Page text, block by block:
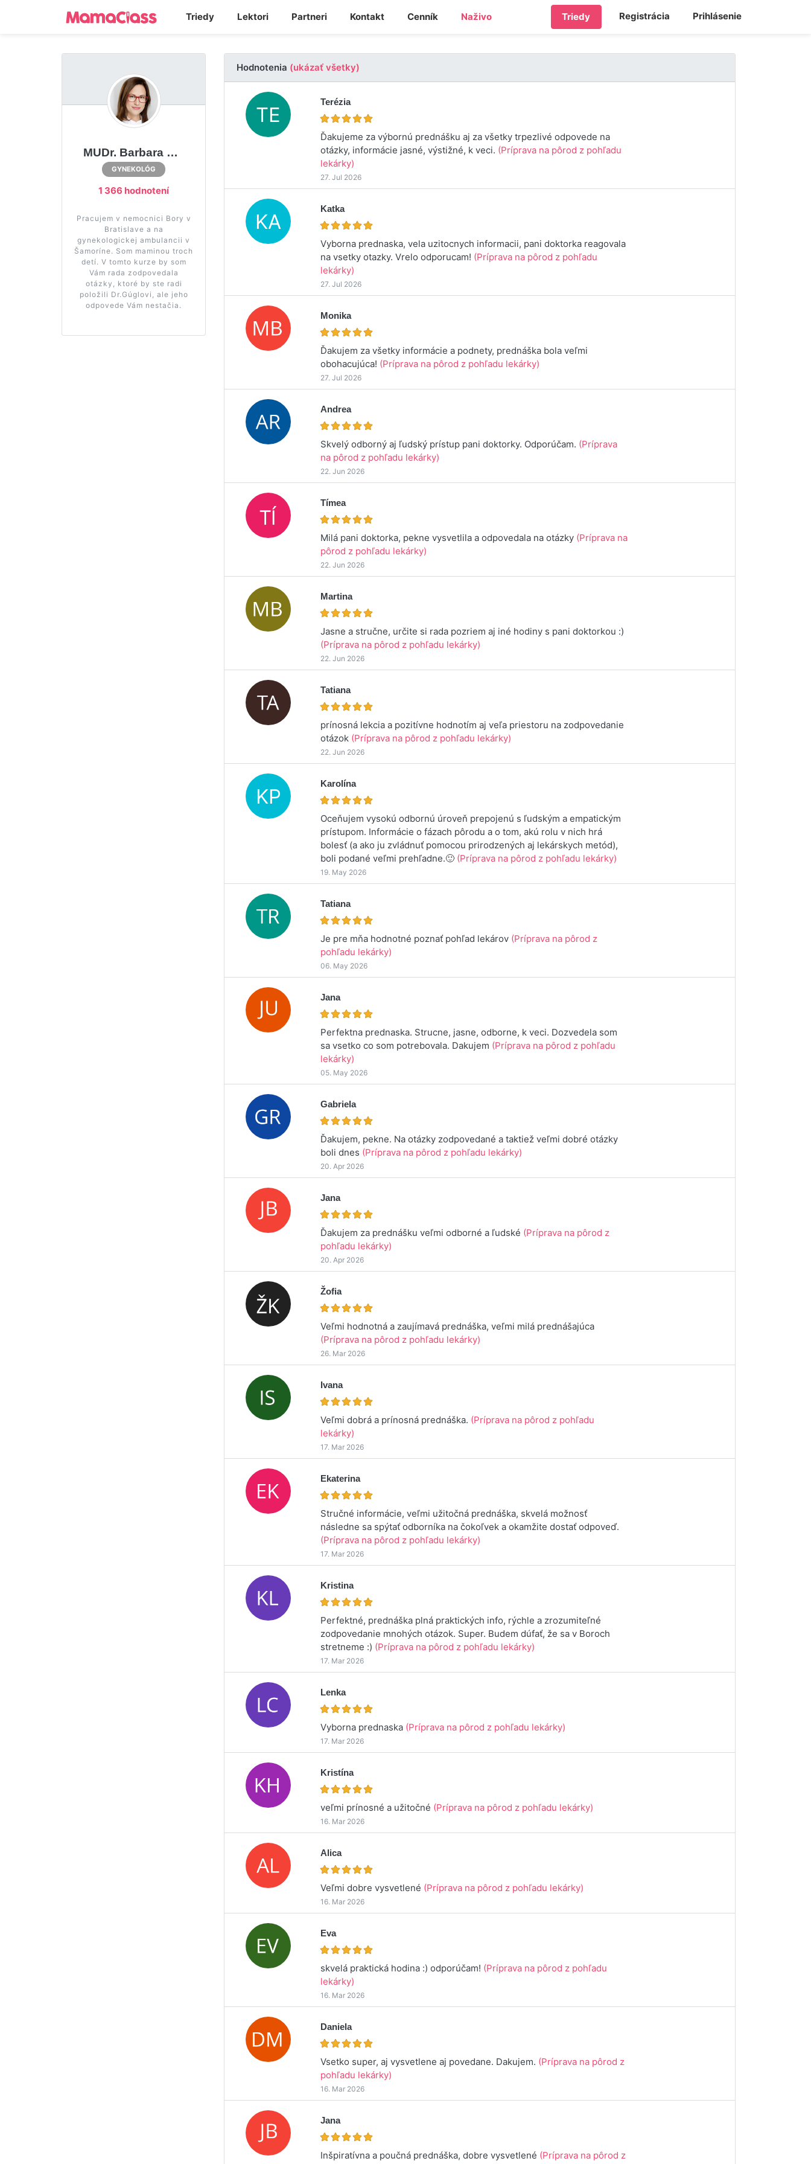
Triedy Lektori Partneri Kontakt Cenník Naživo Triedy Registrácia Prihlásenie
MUDr. Barbara Čambalová
GYNEKOLÓG
1 366 hodnotení
Pracujem v nemocnici Bory v
Bratislave a na
gynekologickej ambulancii v
Šamoríne. Som maminou troch
detí. V tomto kurze by som
Vám rada zodpovedala
otázky, ktoré by ste radi
položili Dr.Gúglovi, ale jeho
odpovede Vám nestačia.
Hodnotenia (ukázať všetky)
Terézia
Ďakujeme za výbornú prednášku aj za všetky trpezlivé odpovede na
otázky, informácie jasné, výstižné, k veci. (Príprava na pôrod z pohľadu
lekárky)
27. Jul 2026
Katka
Vyborna prednaska, vela uzitocnych informacii, pani doktorka reagovala
na vsetky otazky. Vrelo odporucam! (Príprava na pôrod z pohľadu
lekárky)
27. Jul 2026
Monika
Ďakujem za všetky informácie a podnety, prednáška bola veľmi
obohacujúca! (Príprava na pôrod z pohľadu lekárky)
27. Jul 2026
Andrea
Skvelý odborný aj ľudský prístup pani doktorky. Odporúčam. (Príprava
na pôrod z pohľadu lekárky)
22. Jun 2026
Tímea
Milá pani doktorka, pekne vysvetlila a odpovedala na otázky (Príprava na
pôrod z pohľadu lekárky)
22. Jun 2026
Martina
Jasne a stručne, určite si rada pozriem aj iné hodiny s pani doktorkou :)
(Príprava na pôrod z pohľadu lekárky)
22. Jun 2026
Tatiana
prínosná lekcia a pozitívne hodnotím aj veľa priestoru na zodpovedanie
otázok (Príprava na pôrod z pohľadu lekárky)
22. Jun 2026
Karolína
Oceňujem vysokú odbornú úroveň prepojenú s ľudským a empatickým
prístupom. Informácie o fázach pôrodu a o tom, akú rolu v nich hrá
bolesť (a ako ju zvládnuť pomocou prirodzených aj lekárskych metód),
boli podané veľmi prehľadne.🙂 (Príprava na pôrod z pohľadu lekárky)
19. May 2026
Tatiana
Je pre mňa hodnotné poznať pohľad lekárov (Príprava na pôrod z
pohľadu lekárky)
06. May 2026
Jana
Perfektna prednaska. Strucne, jasne, odborne, k veci. Dozvedela som
sa vsetko co som potrebovala. Dakujem (Príprava na pôrod z pohľadu
lekárky)
05. May 2026
Gabriela
Ďakujem, pekne. Na otázky zodpovedané a taktiež veľmi dobré otázky
boli dnes (Príprava na pôrod z pohľadu lekárky)
20. Apr 2026
Jana
Ďakujem za prednášku veľmi odborné a ľudské (Príprava na pôrod z
pohľadu lekárky)
20. Apr 2026
Žofia
Veľmi hodnotná a zaujímavá prednáška, veľmi milá prednášajúca
(Príprava na pôrod z pohľadu lekárky)
26. Mar 2026
Ivana
Veľmi dobrá a prínosná prednáška. (Príprava na pôrod z pohľadu
lekárky)
17. Mar 2026
Ekaterina
Stručné informácie, veľmi užitočná prednáška, skvelá možnosť
následne sa spýtať odborníka na čokoľvek a okamžite dostať odpoveď.
(Príprava na pôrod z pohľadu lekárky)
17. Mar 2026
Kristina
Perfektné, prednáška plná praktických info, rýchle a zrozumiteľné
zodpovedanie mnohých otázok. Super. Budem dúfať, že sa v Boroch
stretneme :) (Príprava na pôrod z pohľadu lekárky)
17. Mar 2026
Lenka
Vyborna prednaska (Príprava na pôrod z pohľadu lekárky)
17. Mar 2026
Kristína
veľmi prínosné a užitočné (Príprava na pôrod z pohľadu lekárky)
16. Mar 2026
Alica
Veľmi dobre vysvetlené (Príprava na pôrod z pohľadu lekárky)
16. Mar 2026
Eva
skvelá praktická hodina :) odporúčam! (Príprava na pôrod z pohľadu
lekárky)
16. Mar 2026
Daniela
Vsetko super, aj vysvetlene aj povedane. Dakujem. (Príprava na pôrod z
pohľadu lekárky)
16. Mar 2026
Jana
Inšpiratívna a poučná prednáška, dobre vysvetlené (Príprava na pôrod z